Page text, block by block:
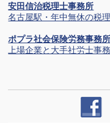
安田信治税理士事務所
名古屋駅・年中無休の税
ポプラ社会保険労務事務所
上場企業と大手社労士事